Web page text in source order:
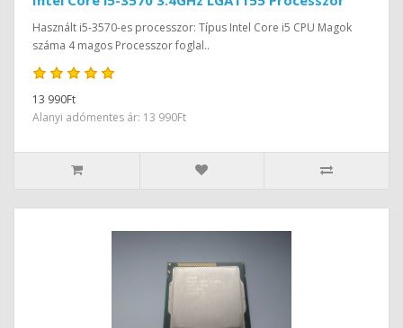
Használt i5-3570-es processzor: Típus Intel Core i5 CPU Magok
száma 4 magos Processzor foglal..
13 990Ft
Alanyi adómentes ár: 13 990Ft